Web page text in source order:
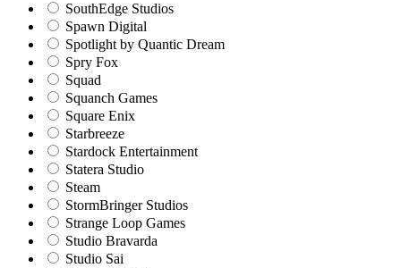
SouthEdge Studios
Spawn Digital
Spotlight by Quantic Dream
Spry Fox
Squad
Squanch Games
Square Enix
Starbreeze
Stardock Entertainment
Statera Studio
Steam
StormBringer Studios
Strange Loop Games
Studio Bravarda
Studio Sai